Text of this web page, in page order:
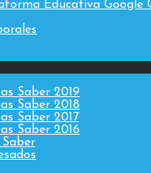
Educativa Google
Saber 2019
Saber 2018
Saber 2017
Saber 2016